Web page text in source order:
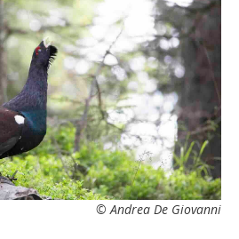
© Andrea De Giovanni